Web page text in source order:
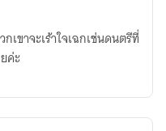
ขาจะเร้าใจเฉกเช่นดนตรีที่
ค่ะ